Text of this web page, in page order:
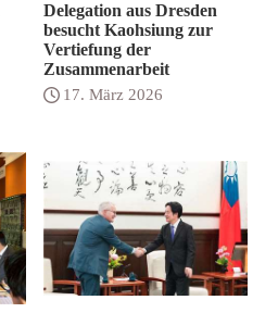
Delegation aus Dresden
besucht Kaohsiung zur
Vertiefung der
Zusammenarbeit
17. März 2026